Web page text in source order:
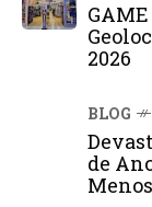
2026
BLOG
de